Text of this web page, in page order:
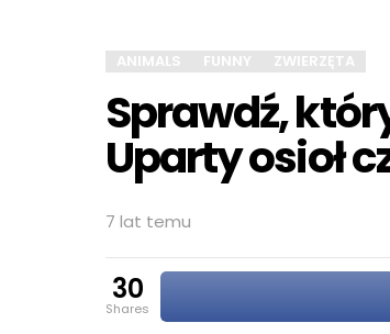
ANIMALS FUNNY ZWIERZĘTA
Sprawdź,
Uparty osioł
7 lat temu
30
shares